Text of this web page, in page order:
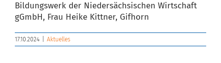
Bildungswerk der Niedersächsischen Wirtschaft
gGmbH, Frau Heike Kittner, Gifhorn
17.10.2024 Aktuelles